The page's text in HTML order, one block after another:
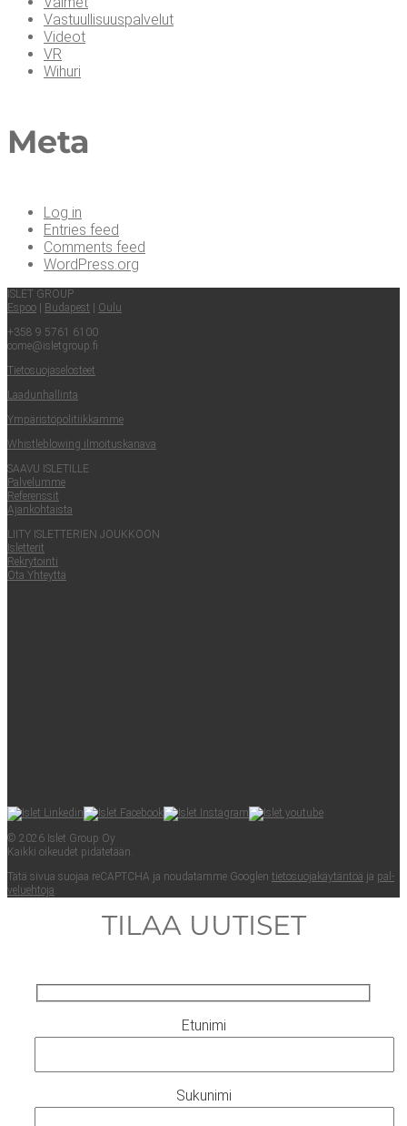
Vastuullisuuspalvelut
Videot
VR
Wihuri
Meta
Log in
Entries feed
Comments feed
WordPress.org
ISLET GROUP
Espoo
Buda­pest
Oulu
+358 9 5761 6100
come@​isletgroup.​fi
Tie­to­suo­ja­se­los­teet
Laa­dun­hal­lin­ta
Ympä­ris­tö­po­li­tiik­kam­me
Whist­le­blowing ilmoituskanava
SAA­VU ISLETILLE
Pal­ve­lum­me
Refe­rens­sit
Ajan­koh­tais­ta
LII­TY ISLET­TE­RIEN JOUKKOON
Islet­te­rit
Rek­ry­toin­ti
Ota Yhteyt­tä
© 2026 Islet Group Oy
Kaik­ki oikeu­det pidätetään.
Tätä sivua suo­jaa reCAPTC­HA ja nou­da­tam­me Googlen tie­to­suo­ja­käy­tän­töä ja pal­
ve­lueh­to­ja.
TILAA UUTISET
Etunimi
Sukunimi